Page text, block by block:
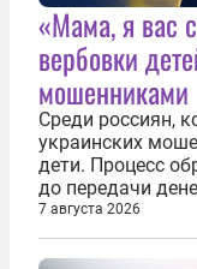
«Мама, я вас
вербовки
мошенниками
Среди россиян,
украинских
дети. Процесс
до передачи
кураторов
нескольких
послушных
7 августа 2026